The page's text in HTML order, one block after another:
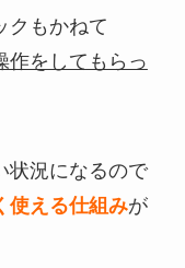
クもかねて
作をしてもらっ
状況になるので
使える仕組みが